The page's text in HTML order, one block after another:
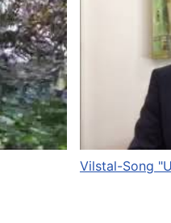
Vilstal-Song